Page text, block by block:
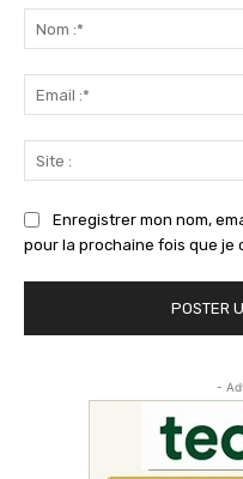
Enregistrer mon nom,
pour la prochaine fois que je
-